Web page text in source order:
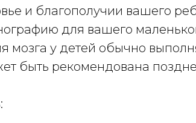
и благополучии вашего
для вашего
у детей обычно
быть рекомендована